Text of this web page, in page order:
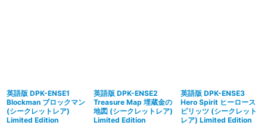
英語版 DPK-ENSE1
Blockman ブロックマン
(シークレットレア)
Limited Edition
英語版 DPK-ENSE2
Treasure Map 埋蔵金の
地図 (シークレットレア)
Limited Edition
英語版 DPK-ENSE3
Hero Spirit ヒーロース
ピリッツ (シークレット
レア) Limited Edition